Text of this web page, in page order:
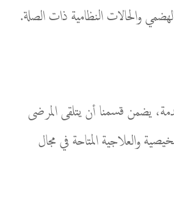
والحالات النظامية ذات الصلة.
يضمن قسمنا أن يتلقى المرضى
والعلاجية المتاحة في مجال